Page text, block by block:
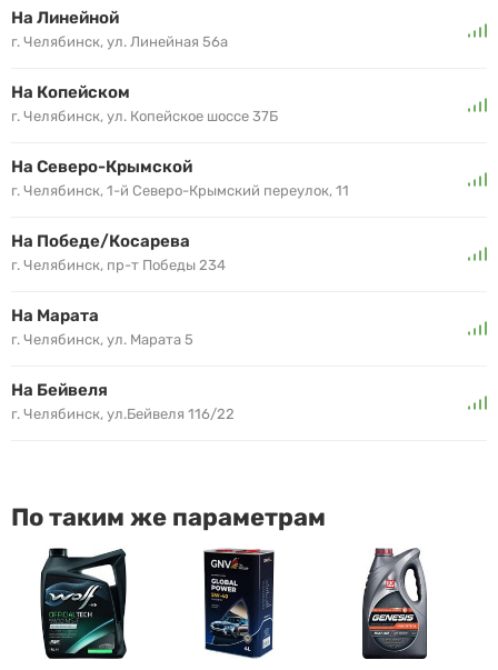
На Линейной
г. Челябинск, ул. Линейная 56а
На Копейском
г. Челябинск, ул. Копейское шоссе 37Б
На Северо-Крымской
г. Челябинск, 1-й Северо-Крымский переулок, 11
На Победе/Косарева
г. Челябинск, пр-т Победы 234
На Марата
г. Челябинск, ул. Марата 5
На Бейвеля
г. Челябинск, ул.Бейвеля 116/22
По таким же параметрам